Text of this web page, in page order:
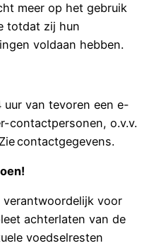
meer op het gebruik
totdat zij hun
voldaan hebben.
van tevoren een e-
contactpersonen, o.v.v.
contactgegevens.
verantwoordelijk voor
achterlaten van de
voedselresten